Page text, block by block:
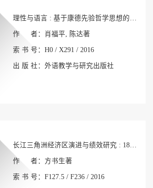
理性与语言 : 基于康德先验哲学思想的语言存在论
作 者：肖福平, 陈达著
索 书 号：H0 / X291 / 2016
出 版 社：外语教学与研究出版社
作 者：方书生著
索 书 号：F127.5 / F236 / 2016